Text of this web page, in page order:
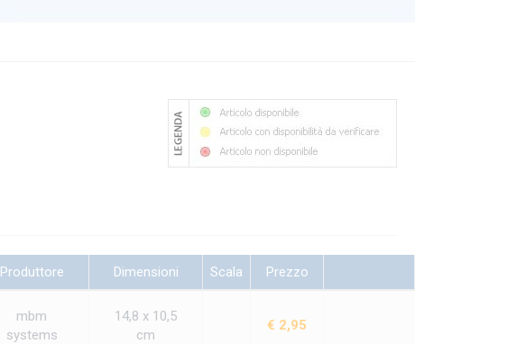
Produttore Dimensioni Scala Prezzo
mbm
systems
14,8 x 10,5
cm
€ 2,95